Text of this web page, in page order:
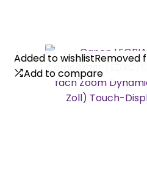
Added to wishlistRemoved
Add to compare
Added to wishlistRemoved
Add to compare